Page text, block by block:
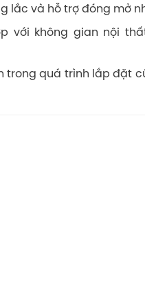
lắc và hỗ trợ đóng mở
với không gian nội
trong quá trình lắp đặt